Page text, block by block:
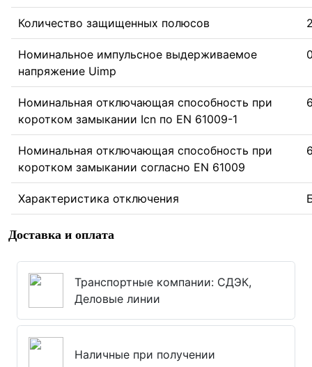
Количество защищенных полюсов
Номинальное импульсное выдерживаемое
напряжение Uimp
Номинальная отключающая способность при
коротком замыкании Icn по EN 61009-1
Номинальная отключающая способность при
коротком замыкании согласно EN 61009
Характеристика отключения
Доставка и оплата
Транспортные компании: СДЭК,
Деловые линии
Наличные при получении